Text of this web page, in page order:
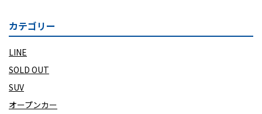
カテゴリー
LINE
SOLD OUT
SUV
オープンカー